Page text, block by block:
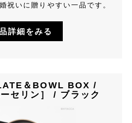
祝いに贈りやすい一品です。
詳細をみる
＆BOWL BOX /
セリン］ / ブラック